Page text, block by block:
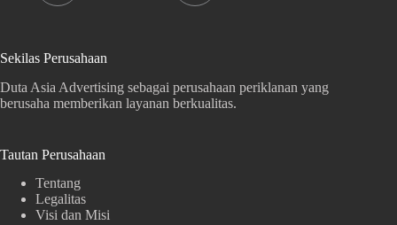
Sekilas Perusahaan
Duta Asia Advertising sebagai perusahaan periklanan yang
berusaha memberikan layanan berkualitas.
Tautan Perusahaan
Tentang
Legalitas
Visi dan Misi